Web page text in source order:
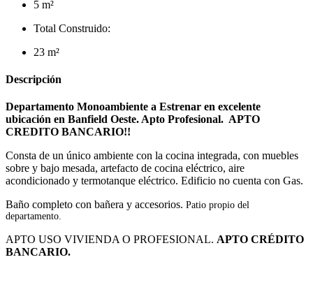
5 m²
Total Construido:
23 m²
Descripción
Departamento Monoambiente a Estrenar en excelente
ubicación en Banfield Oeste. Apto Profesional. APTO
CREDITO BANCARIO!!
Consta de un único ambiente con la cocina integrada, con muebles
sobre y bajo mesada, artefacto de cocina eléctrico, aire
acondicionado y termotanque eléctrico. Edificio no cuenta con Gas.
Baño completo con bañera y accesorios. Patio propio del
departamento.
APTO USO VIVIENDA O PROFESIONAL. APTO CRÉDITO
BANCARIO.